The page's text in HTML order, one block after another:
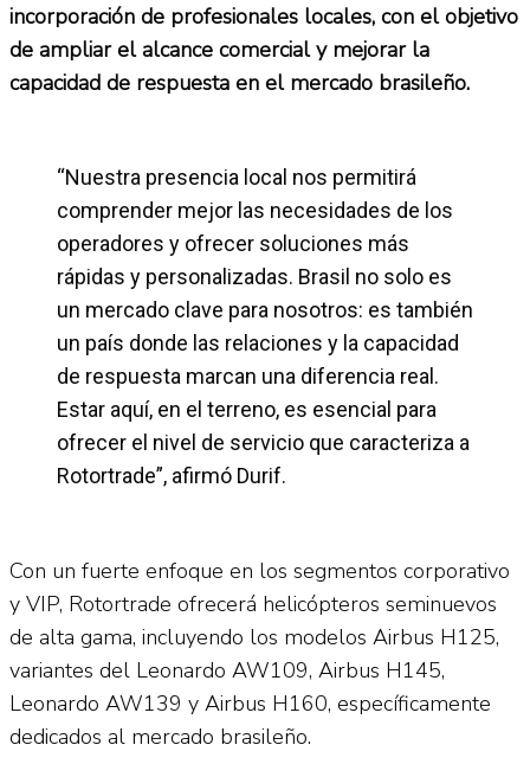
incorporación de profesionales locales, con el objetivo
de ampliar el alcance comercial y mejorar la
capacidad de respuesta en el mercado brasileño.
“Nuestra presencia local nos permitirá
comprender mejor las necesidades de los
operadores y ofrecer soluciones más
rápidas y personalizadas. Brasil no solo es
un mercado clave para nosotros: es también
un país donde las relaciones y la capacidad
de respuesta marcan una diferencia real.
Estar aquí, en el terreno, es esencial para
ofrecer el nivel de servicio que caracteriza a
Rotortrade”, afirmó Durif.
Con un fuerte enfoque en los segmentos corporativo
y VIP, Rotortrade ofrecerá helicópteros seminuevos
de alta gama, incluyendo los modelos Airbus H125,
variantes del Leonardo AW109, Airbus H145,
Leonardo AW139 y Airbus H160, específicamente
dedicados al mercado brasileño.